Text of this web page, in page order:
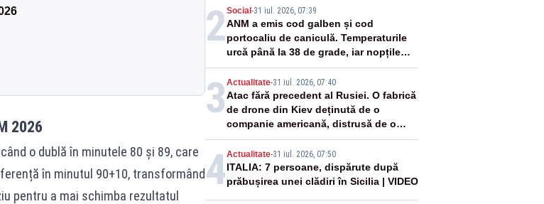
2026
o dublă în minutele 80 și 89, care
în minutul 90+10, transformând
pentru a mai schimba rezultatul
2Social -31 iul. 2026, 07:39
ANM a emis cod galben și cod
portocaliu de caniculă. Temperaturile
urcă până la 38 de grade, iar nopțile
devin tropicale
3 Actualitate-31 iul. 2026, 07:40
Atac fără precedent al Rusiei. O fabrică
de drone din Kiev deținută de o
companie americană, distrusă de o
rachetă rusească
4Actualitate-31 iul. 2026, 07:50
ITALIA: 7 persoane, dispărute după
prăbușirea unei clădiri în Sicilia | VIDEO